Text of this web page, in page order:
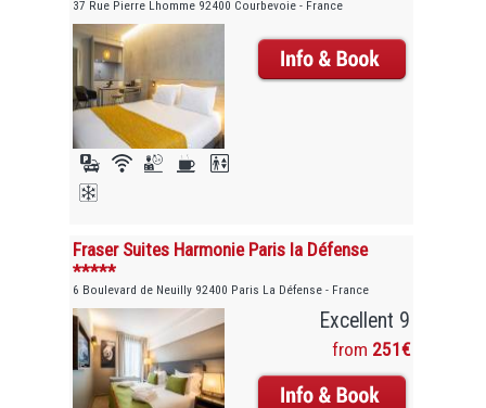
37 Rue Pierre Lhomme 92400 Courbevoie - France
Fraser Suites Harmonie Paris la Défense
*****
6 Boulevard de Neuilly 92400 Paris La Défense - France
Excellent 9
from 251€